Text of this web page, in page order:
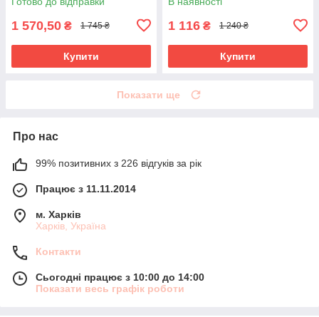
1 570,50 ₴ 1 745 ₴
Купити
1 116 ₴ 1 240 ₴
Купити
Показати ще
Про нас
99% позитивних з 226 відгуків за рік
Працює з 11.11.2014
м. Харків
Харків, Україна
Контакти
Сьогодні працює з 10:00 до 14:00
Показати весь графік роботи